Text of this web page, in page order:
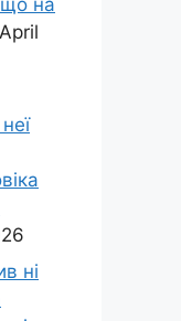
на
April
ні